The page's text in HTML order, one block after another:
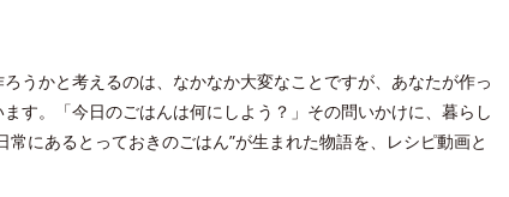
うかと考えるのは、なかなか大変なことですが、あなたが作っ
す。「今日のごはんは何にしよう？」その問いかけに、暮らし
にあるとっておきのごはん”が生まれた物語を、レシピ動画と